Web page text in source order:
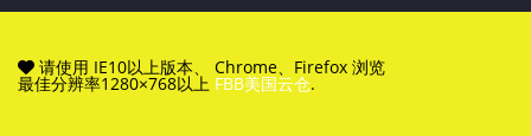
请使用 IE10以上版本、 Chrome、Firefox 浏览
最佳分辨率1280×768以上 FBB美国云仓.